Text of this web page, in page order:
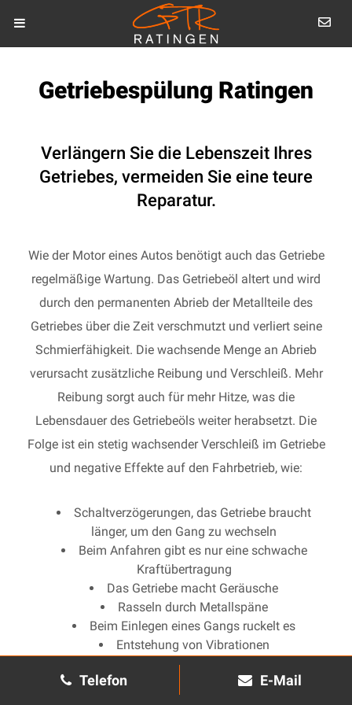
Telefon E-Mail
Getriebespülung Ratingen
Verlängern Sie die Lebenszeit Ihres
Getriebes, vermeiden Sie eine teure
Reparatur.
Wie der Motor eines Autos benötigt auch das Getriebe
regelmäßige Wartung. Das Getriebeöl altert und wird
durch den permanenten Abrieb der Metallteile des
Getriebes über die Zeit verschmutzt und verliert seine
Schmierfähigkeit. Die wachsende Menge an Abrieb
verursacht zusätzliche Reibung und Verschleiß. Mehr
Reibung sorgt auch für mehr Hitze, was die
Lebensdauer des Getriebeöls weiter herabsetzt. Die
Folge ist ein stetig wachsender Verschleiß im Getriebe
und negative Effekte auf den Fahrbetrieb, wie:
Schaltverzögerungen, das Getriebe braucht
länger, um den Gang zu wechseln
Beim Anfahren gibt es nur eine schwache
Kraftübertragung
Das Getriebe macht Geräusche
Rasseln durch Metallspäne
Beim Einlegen eines Gangs ruckelt es
Entstehung von Vibrationen
Es treten Probleme beim Kickdown auf
Schwierigkeiten, den ersten und / oder zweiten